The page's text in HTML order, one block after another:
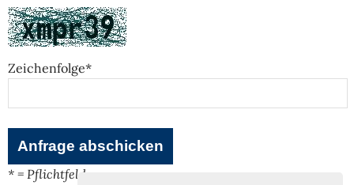
Zeichenfolge*
* = Pflichtfeld